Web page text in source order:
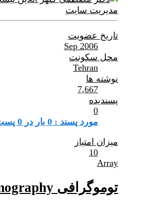
مدیریت سایت
تاریخ عضویت
Sep 2006
محل سکونت
Tehran
نوشته ها
7,667
پسندیده
0
مورد پسند : 0 بار در 0 پست
میزان امتیاز
10
Array
توموگرافی Tomography ، توموگرافی آکوستیک Acoustic Tomography